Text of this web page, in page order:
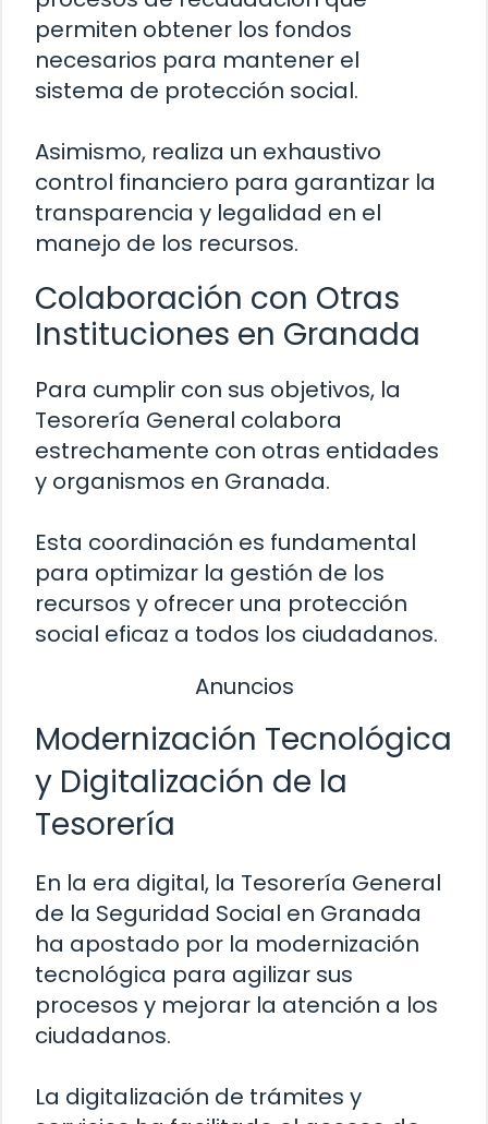
permiten obtener los fondos
necesarios para mantener el
sistema de protección social.
Asimismo, realiza un exhaustivo
control financiero para garantizar la
transparencia y legalidad en el
manejo de los recursos.
Colaboración con Otras
Instituciones en Granada
Para cumplir con sus objetivos, la
Tesorería General colabora
estrechamente con otras entidades
y organismos en Granada.
Esta coordinación es fundamental
para optimizar la gestión de los
recursos y ofrecer una protección
social eficaz a todos los ciudadanos.
Anuncios
Modernización Tecnológica
y Digitalización de la
Tesorería
En la era digital, la Tesorería General
de la Seguridad Social en Granada
ha apostado por la modernización
tecnológica para agilizar sus
procesos y mejorar la atención a los
ciudadanos.
La digitalización de trámites y